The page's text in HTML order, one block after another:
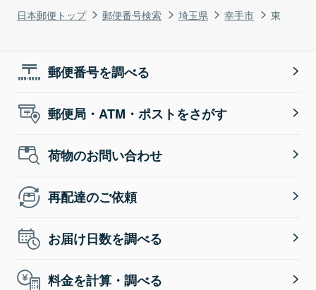
日本郵便トップ 郵便番号検索 埼玉県 幸手市 東
郵便番号を調べる
郵便局・ATM・ポストをさがす
荷物のお問い合わせ
再配達のご依頼
お届け日数を調べる
料金を計算・調べる